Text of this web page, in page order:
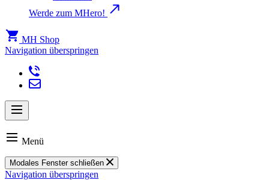
Werde zum MHero!
MH Shop
Navigation überspringen
Menü
Modales Fenster schließen
Navigation überspringen